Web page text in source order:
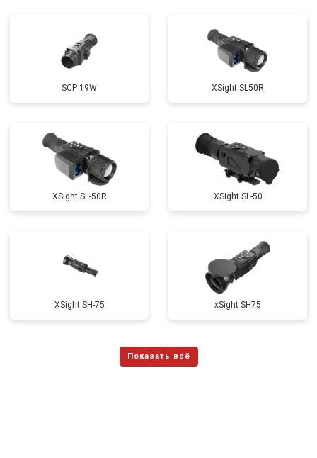
SCP 19W ХSight SL50R
XSight SL-50R XSight SL-50
XSight SH-75 xSight SH75